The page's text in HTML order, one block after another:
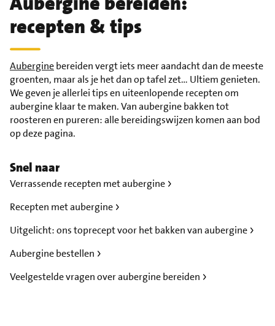
recepten & tips
Auberginebereiden vergt iets meer aandacht dan de meeste
groenten, maar als je het dan op tafel zet… Ultiem genieten.
We geven je allerlei tips en uiteenlopende recepten om
aubergine klaar te maken. Van aubergine bakken tot
roosteren en pureren: alle bereidingswijzen komen aan bod
op deze pagina.
Snel naar
Verrassende recepten met aubergine
Recepten met aubergine
Uitgelicht: ons toprecept voor het bakken van aubergine
Aubergine bestellen
Veelgestelde vragen over aubergine bereiden